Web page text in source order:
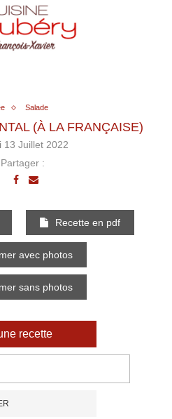
Salade
(À LA FRANÇAISE)
13 Juillet 2022
Partager :
Recette en pdf
avec photos
sans photos
recette